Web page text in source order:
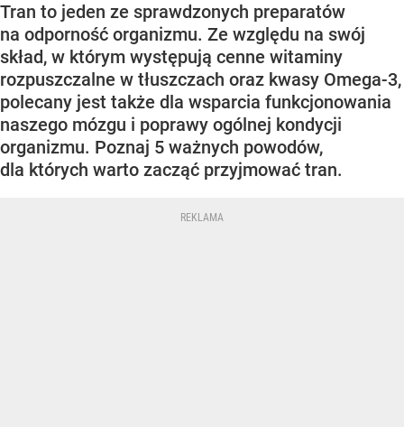
Tran to jeden ze sprawdzonych preparatów
na odporność organizmu. Ze względu na swój
skład, w którym występują cenne witaminy
rozpuszczalne w tłuszczach oraz kwasy Omega-3,
polecany jest także dla wsparcia funkcjonowania
naszego mózgu i poprawy ogólnej kondycji
organizmu. Poznaj 5 ważnych powodów,
dla których warto zacząć przyjmować tran.